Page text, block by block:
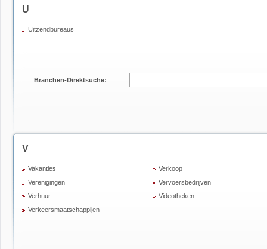
U
Uitzendbureaus
Branchen-Direktsuche:
V
Vakanties
Verenigingen
Verhuur
Verkeersmaatschappijen
Verkoop
Vervoersbedrijven
Videotheken